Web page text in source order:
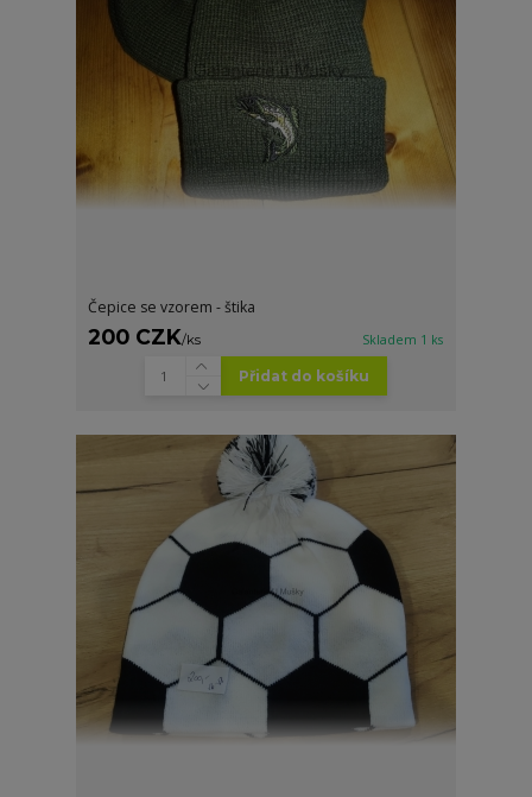
Čepice se vzorem - štika
200 CZK/ks Skladem 1 ks
Přidat do košíku